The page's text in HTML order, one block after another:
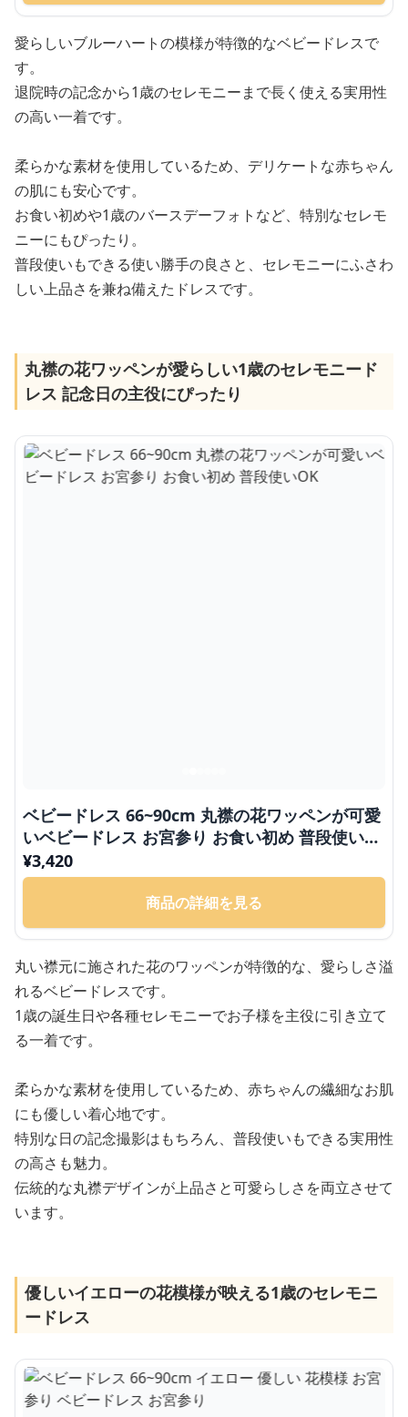
愛らしいブルーハートの模様が特徴的なベビードレスで
す。
退院時の記念から1歳のセレモニーまで長く使える実用性
の高い一着です。
柔らかな素材を使用しているため、デリケートな赤ちゃん
の肌にも安心です。
お食い初めや1歳のバースデーフォトなど、特別なセレモ
ニーにもぴったり。
普段使いもできる使い勝手の良さと、セレモニーにふさわ
しい上品さを兼ね備えたドレスです。
丸襟の花ワッペンが愛らしい1歳のセレモニード
レス 記念日の主役にぴったり
ベビードレス 66~90cm 丸襟の花ワッペンが可愛
いベビードレス お宮参り お食い初め 普段使い
OK
¥3,420
商品の詳細を見る
丸い襟元に施された花のワッペンが特徴的な、愛らしさ溢
れるベビードレスです。
1歳の誕生日や各種セレモニーでお子様を主役に引き立て
る一着です。
柔らかな素材を使用しているため、赤ちゃんの繊細なお肌
にも優しい着心地です。
特別な日の記念撮影はもちろん、普段使いもできる実用性
の高さも魅力。
伝統的な丸襟デザインが上品さと可愛らしさを両立させて
います。
優しいイエローの花模様が映える1歳のセレモニ
ードレス